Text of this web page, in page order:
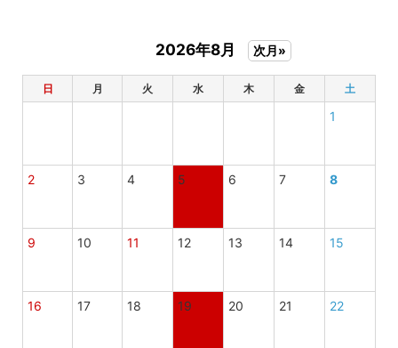
2026年8月 次月»
日 月 火 水 木 金 土
1
2 3 4 5 6 7 8
9 10 11 12 13 14 15
16 17 18 19 20 21 22